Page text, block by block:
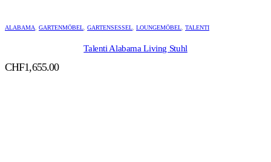
ALABAMA, GARTENMÖBEL, GARTENSESSEL, LOUNGEMÖBEL, TALENTI
Talenti Alabama Living Stuhl
CHF1,655.00